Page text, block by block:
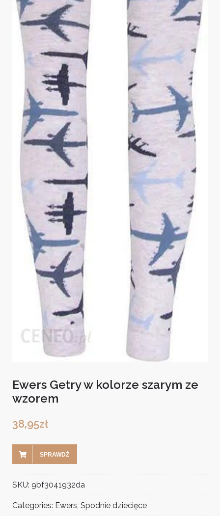
Ewers Getry w kolorze szarym ze
wzorem
38,95zł
SPRAWDŹ
SKU: 9bf3041932da
Categories: Ewers, Spodnie dziecięce